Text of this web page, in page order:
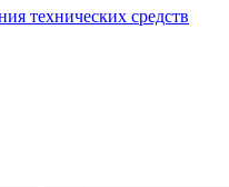
технических средств